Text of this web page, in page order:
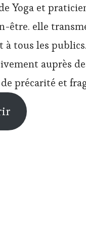
Yoga et
être. elle
à tous les
auprès
précarité et